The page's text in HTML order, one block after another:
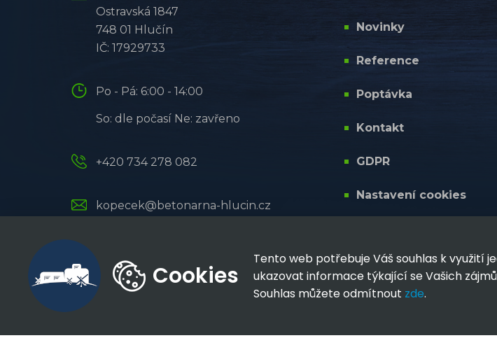
Ostravská 1847
748 01 Hlučín
IČ: 17929733
Po - Pá: 6:00 - 14:00
So: dle počasí Ne: zavřeno
+420 734 278 082
kopecek@betonarna-hlucin.cz
Novinky
Reference
Poptávka
Kontakt
GDPR
Nastavení cookies
Cookies
Tento web potřebuje Váš souhlas k využití
ukazovat informace týkající se Vašich
Souhlas můžete odmítnout zde.